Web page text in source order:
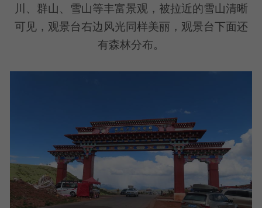
川、群山、雪山等丰富景观，被拉近的雪山清晰
可见，观景台右边风光同样美丽，观景台下面还
有森林分布。